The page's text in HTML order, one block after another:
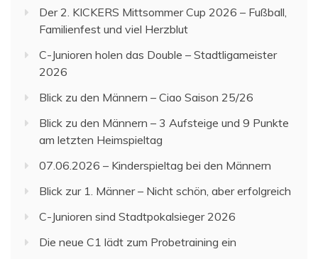
Der 2. KICKERS Mittsommer Cup 2026 – Fußball,
Familienfest und viel Herzblut
C-Junioren holen das Double – Stadtligameister
2026
Blick zu den Männern – Ciao Saison 25/26
Blick zu den Männern – 3 Aufsteige und 9 Punkte
am letzten Heimspieltag
07.06.2026 – Kinderspieltag bei den Männern
Blick zur 1. Männer – Nicht schön, aber erfolgreich
C-Junioren sind Stadtpokalsieger 2026
Die neue C1 lädt zum Probetraining ein